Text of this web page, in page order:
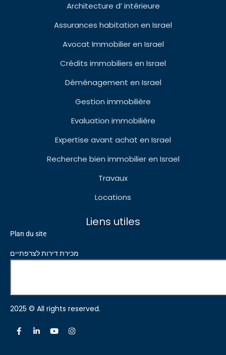
Architecture d’ intérieure
Assurances habitation en Israel
Avocat Immobilier en Israel
Crédits immobiliers en Israel
Déménagement en Israel
Gestion immobilière
Evaluation immobilière
Expertise avant achat en Israel
Recherche bien immobilier en Israel
Travaux
Locations
Liens utiles
Plan du site
מכירת דירות לצרפתיים
2025 © All rights reserved.